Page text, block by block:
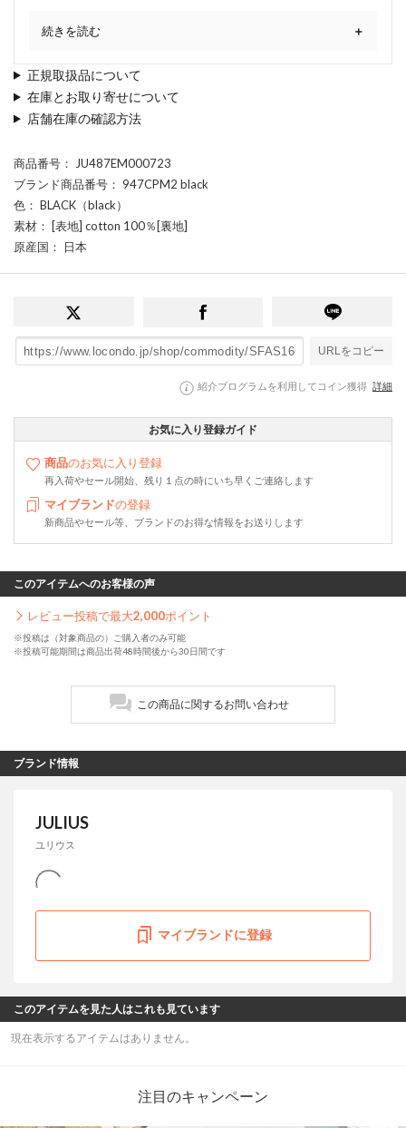
続きを読む
正規取扱品について
在庫とお取り寄せについて
店舗在庫の確認方法
商品番号 ： JU487EM000723
ブランド商品番号 ： 947CPM2 black
色 ： BLACK（black）
素材 ： [表地] cotton 100％[裏地]
原産国 ： 日本
URLをコピー
紹介プログラムを利用してコイン獲得 詳細
お気に入り登録ガイド
商品のお気に入り登録
再入荷やセール開始、残り１点の時にいち早くご連絡します
マイブランドの登録
新商品やセール等、ブランドのお得な情報をお送りします
このアイテムへのお客様の声
レビュー投稿で最大2,000ポイント
※投稿は（対象商品の）ご購入者のみ可能
※投稿可能期間は商品出荷48時間後から30日間です
この商品に関するお問い合わせ
ブランド情報
JULIUS
ユリウス
マイブランドに登録
このアイテムを見た人はこれも見ています
現在表示するアイテムはありません。
注目のキャンペーン